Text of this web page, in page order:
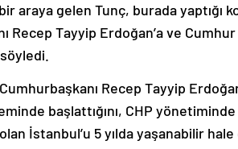
araya gelen Tunç, burada yaptığı
Recep Tayyip Erdoğan’a ve Cumhur
Recep Tayyip
başlattığını, CHP yönetiminde
İstanbul’u 5 yılda yaşanabilir